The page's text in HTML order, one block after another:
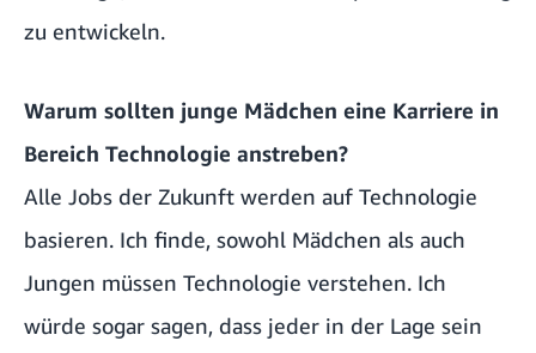
zu entwickeln.
Warum sollten junge Mädchen eine Karriere in
Bereich Technologie anstreben?
Alle Jobs der Zukunft werden auf Technologie
basieren. Ich finde, sowohl Mädchen als auch
Jungen müssen Technologie verstehen. Ich
würde sogar sagen, dass jeder in der Lage sein